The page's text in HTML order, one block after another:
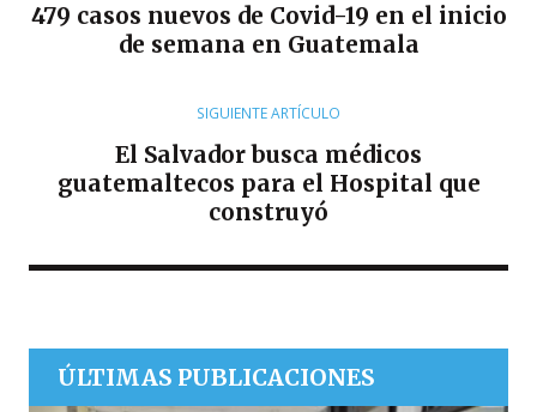
479 casos nuevos de Covid-19 en el inicio
de semana en Guatemala
SIGUIENTE ARTÍCULO
El Salvador busca médicos
guatemaltecos para el Hospital que
construyó
ÚLTIMAS PUBLICACIONES